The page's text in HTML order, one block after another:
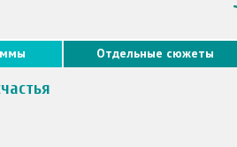
Отдельные сюжеты